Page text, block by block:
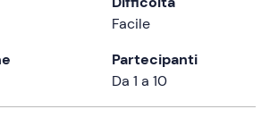
Facile
Partecipanti
Da 1 a 10